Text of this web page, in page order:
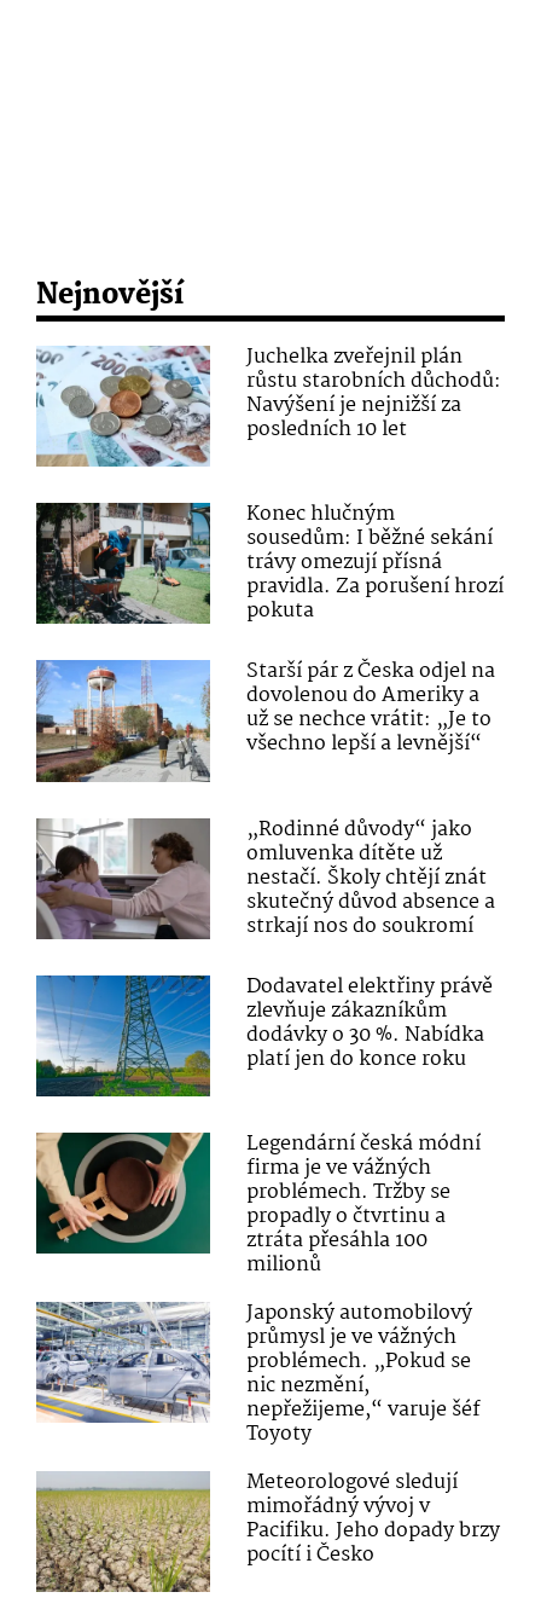
Nejnovější
Juchelka zveřejnil plán
růstu starobních důchodů:
Navýšení je nejnižší za
posledních 10 let
Konec hlučným
sousedům: I běžné sekání
trávy omezují přísná
pravidla. Za porušení hrozí
pokuta
Starší pár z Česka odjel na
dovolenou do Ameriky a
už se nechce vrátit: „Je to
všechno lepší a levnější“
„Rodinné důvody“ jako
omluvenka dítěte už
nestačí. Školy chtějí znát
skutečný důvod absence a
strkají nos do soukromí
Dodavatel elektřiny právě
zlevňuje zákazníkům
dodávky o 30 %. Nabídka
platí jen do konce roku
Legendární česká módní
firma je ve vážných
problémech. Tržby se
propadly o čtvrtinu a
ztráta přesáhla 100
milionů
Japonský automobilový
průmysl je ve vážných
problémech. „Pokud se
nic nezmění,
nepřežijeme,“ varuje šéf
Toyoty
Meteorologové sledují
mimořádný vývoj v
Pacifiku. Jeho dopady brzy
pocítí i Česko